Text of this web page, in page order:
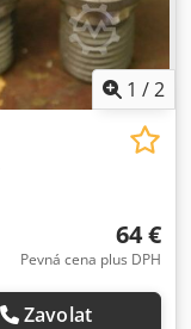
1 /2
64 €
Pevná cena plus DPH
Zavolat